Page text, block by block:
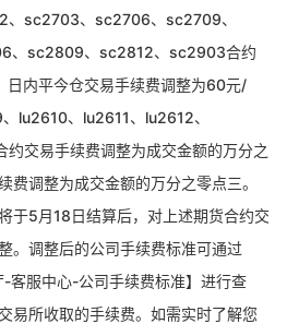
sc2703、sc2706、sc2709、
、sc2809、sc2812、sc2903合约
日内平今仓交易手续费调整为60元/
lu2610、lu2611、lu2612、
交易手续费调整为成交金额的万分之
费调整为成交金额的万分之零点三。
于5月18日结算后，对上述期货合约交
。调整后的公司手续费标准可通过
-客服中心-公司手续费标准】进行查
易所收取的手续费。如需实时了解您